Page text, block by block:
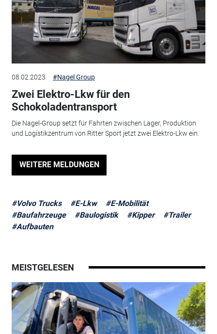
08.02.2023 #Nagel Group
Zwei Elektro-Lkw für den
Schokoladentransport
Die Nagel-Group setzt für Fahrten zwischen Lager, Produktion
und Logistikzentrum von Ritter Sport jetzt zwei Elektro-Lkw ein.
WEITERE MELDUNGEN
#Volvo Trucks #E-Lkw
#E-Mobilität
#Baufahrzeuge
#Baulogistik #Kipper
#Trailer
#Aufbauten
MEISTGELESEN